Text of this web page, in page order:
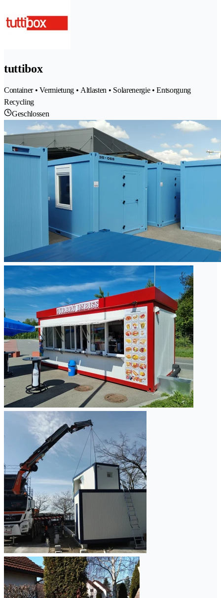
tuttibox
Container • Vermietung • Altlasten • Solarenergie • Entsorgung
Recycling
Geschlossen